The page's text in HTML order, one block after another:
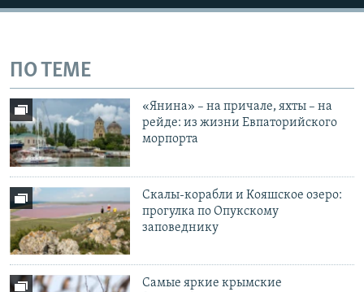
ПО ТЕМЕ
«Янина» – на причале, яхты – на
рейде: из жизни Евпаторийского
морпорта
Скалы-корабли и Кояшское озеро:
прогулка по Опукскому
заповеднику
Самые яркие крымские